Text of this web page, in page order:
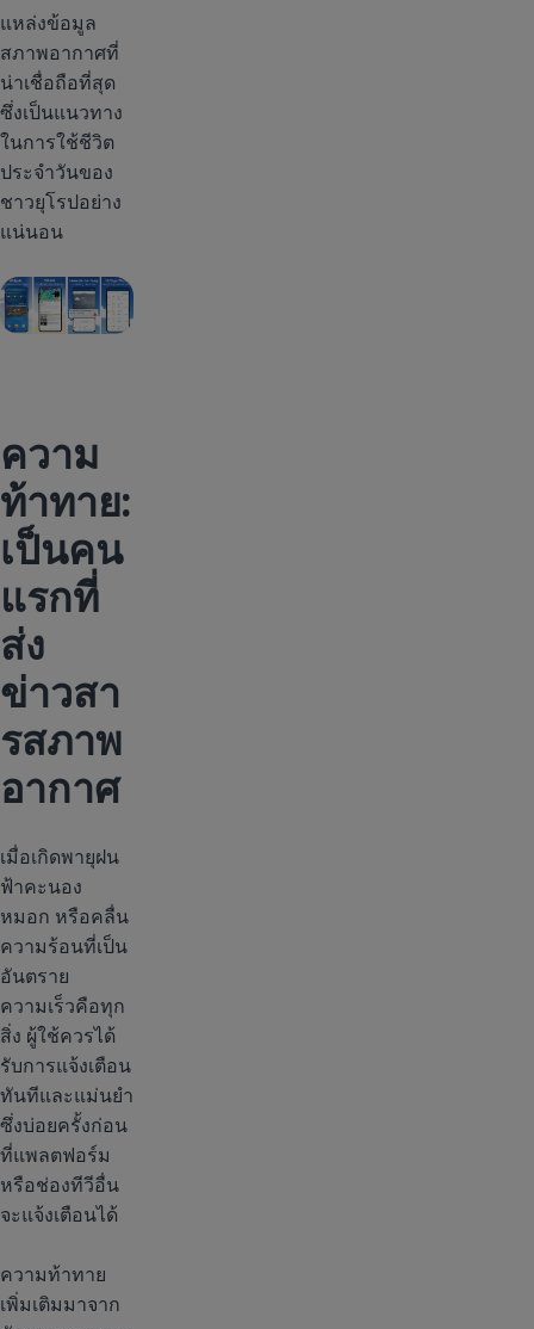
แหล่งข้อมูล
สภาพอากาศที่
น่าเชื่อถือที่สุด
ซึ่งเป็นแนวทาง
ในการใช้ชีวิต
ประจำวันของ
ชาวยุโรปอย่าง
แน่นอน
ความ
ท้าทาย:
เป็นคน
แรกที่
ส่ง
ข่าวสา
รสภาพ
อากาศ
เมื่อเกิดพายุฝน
ฟ้าคะนอง
หมอก หรือคลื่น
ความร้อนที่เป็น
อันตราย
ความเร็วคือทุก
สิ่ง ผู้ใช้ควรได้
รับการแจ้งเตือน
ทันทีและแม่นยำ
ซึ่งบ่อยครั้งก่อน
ที่แพลตฟอร์ม
หรือช่องทีวีอื่น
จะแจ้งเตือนได้
ความท้าทาย
เพิ่มเติมมาจาก